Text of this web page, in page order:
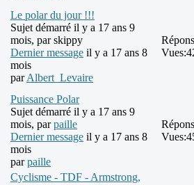
Le polar du jour !!!
Sujet démarré il y a 17 ans 9
mois, parskippy
Dernier message il y a 17 ans 8
mois
parAlbert_Levaire
Vues:
Puissance Polar
Sujet démarré il y a 17 ans 9
mois, parpaille
Dernier message il y a 17 ans 8
mois
parpaille
Vues:
Cyclisme - TDF - Armstrong,